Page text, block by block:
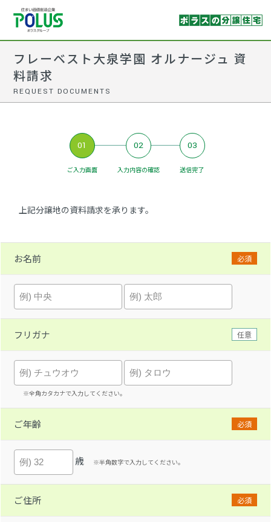
フレーベスト大泉学園 オルナージュ 資
料請求
REQUEST DOCUMENTS
01
ご入力画面
02
入力内容の確認
03
送信完了
上記分譲地の資料請求を承ります。
お名前 必須
フリガナ 任意
※全角カタカナで入力してください。
ご年齢 必須
歳 ※半角数字で入力してください。
ご住所 必須